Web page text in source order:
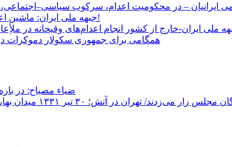
ایرانیان – در محکومیت اعدام، سرکوب
جبهه ملی ایران: ماشین اعدام را متوقف کنید!
ملی ایران-خارج از کشور انجام اعدام‌های وقیحانه در
همگامی برای جمهوری سکولار دموکرات در
ضیاء مصباح: در
در آتش؛ ۳۰ تیر ۱۳۳۱ میدان بهارستان چه خبر بود؟